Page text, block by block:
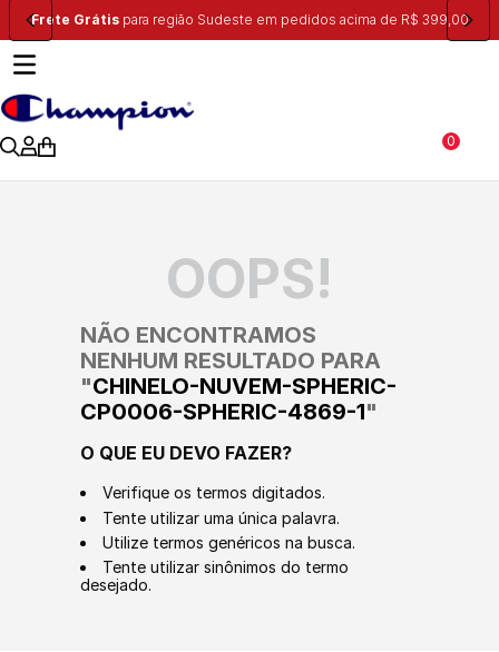
Frete Grátispara região Sudeste em pedidos acima de R$ 399,00
0
OOPS!
NÃO ENCONTRAMOS
NENHUM RESULTADO PARA
"CHINELO-NUVEM-SPHERIC-
CP0006-SPHERIC-4869-1"
O QUE EU DEVO FAZER?
Verifique os termos digitados.
Tente utilizar uma única palavra.
Utilize termos genéricos na busca.
Tente utilizar sinônimos do termo
desejado.